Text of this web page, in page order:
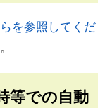
を参照してくだ
等での自動